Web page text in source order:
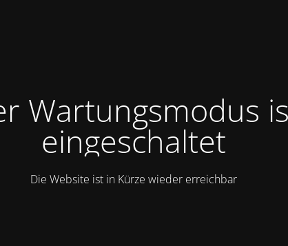
Wartungsmodus
eingeschaltet
Die Website ist in Kürze wieder erreichbar